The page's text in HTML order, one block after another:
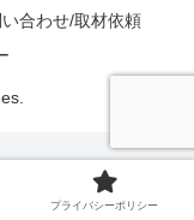
合わせ/取材依頼
プライバシーポリシー